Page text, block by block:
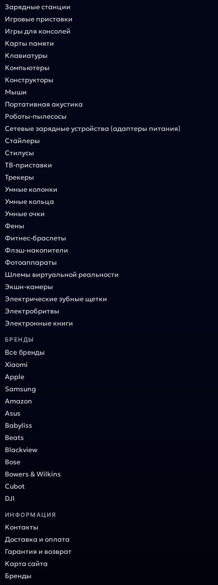
Зарядные станции
Игровые приставки
Игры для консолей
Карты памяти
Клавиатуры
Компьютеры
Конструкторы
Мыши
Портативная акустика
Роботы-пылесосы
Сетевые зарядные устройства (адаптеры питания)
Стайлеры
Стилусы
ТВ-приставки
Трекеры
Умные колонки
Умные кольца
Умные очки
Фены
Фитнес-браслеты
Флэш-накопители
Фотоаппараты
Шлемы виртуальной реальности
Экшн-камеры
Электрические зубные щетки
Электробритвы
Электронные книги
БРЕНДЫ
Все бренды
Xiaomi
Apple
Samsung
Amazon
Asus
Babyliss
Beats
Blackview
Bose
Bowers & Wilkins
Cubot
DJI
ИНФОРМАЦИЯ
Контакты
Доставка и оплата
Гарантия и возврат
Карта сайта
Бренды